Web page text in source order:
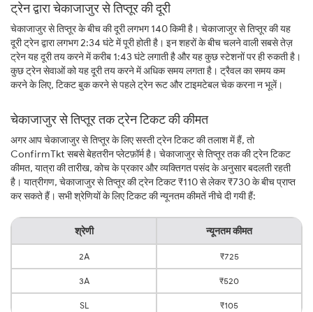
ट्रेन द्वारा चेकाजाजुर से तिप्तूर की दूरी
चेकाजाजुर से तिप्तूर के बीच की दूरी लगभग 140 किमी है। चेकाजाजुर से तिप्तूर की यह
दूरी ट्रेन द्वारा लगभग 2:34 घंटे में पूरी होती है। इन शहरों के बीच चलने वाली सबसे तेज़
ट्रेन यह दूरी तय करने में करीब 1:43 घंटे लगाती है और यह कुछ स्टेशनों पर ही रुकती है।
कुछ ट्रेन सेवाओं को यह दूरी तय करने में अधिक समय लगता है। ट्रैवल का समय कम
करने के लिए, टिकट बुक करने से पहले ट्रेन रूट और टाइमटेबल चेक करना न भूलें।
चेकाजाजुर से तिप्तूर तक ट्रेन टिकट की कीमत
अगर आप चेकाजाजुर से तिप्तूर के लिए सस्ती ट्रेन टिकट की तलाश में हैं, तो
ConfirmTkt सबसे बेहतरीन प्लेटफ़ॉर्म है। चेकाजाजुर से तिप्तूर तक की ट्रेन टिकट
कीमत, यात्रा की तारीख, कोच के प्रकार और व्यक्तिगत पसंद के अनुसार बदलती रहती
है। यात्रीगण, चेकाजाजुर से तिप्तूर की ट्रेन टिकट ₹110 से लेकर ₹730 के बीच प्राप्त
कर सकते हैं। सभी श्रेणियों के लिए टिकट की न्यूनतम कीमतें नीचे दी गयी हैं:
श्रेणी न्यूनतम कीमत
2A ₹725
3A ₹520
SL ₹105